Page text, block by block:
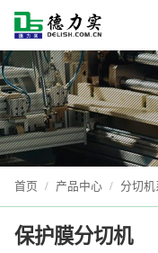
首页 / 产品中心 / 分切机
保护膜分切机